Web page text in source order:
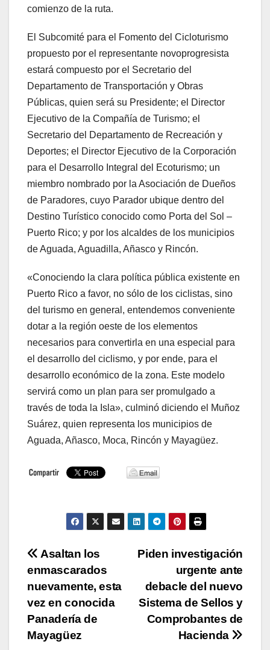
comienzo de la ruta.
El Subcomité para el Fomento del Cicloturismo
propuesto por el representante novoprogresista
estará compuesto por el Secretario del
Departamento de Transportación y Obras
Públicas, quien será su Presidente; el Director
Ejecutivo de la Compañía de Turismo; el
Secretario del Departamento de Recreación y
Deportes; el Director Ejecutivo de la Corporación
para el Desarrollo Integral del Ecoturismo; un
miembro nombrado por la Asociación de Dueños
de Paradores, cuyo Parador ubique dentro del
Destino Turístico conocido como Porta del Sol –
Puerto Rico; y por los alcaldes de los municipios
de Aguada, Aguadilla, Añasco y Rincón.
«Conociendo la clara política pública existente en
Puerto Rico a favor, no sólo de los ciclistas, sino
del turismo en general, entendemos conveniente
dotar a la región oeste de los elementos
necesarios para convertirla en una especial para
el desarrollo del ciclismo, y por ende, para el
desarrollo económico de la zona. Este modelo
servirá como un plan para ser promulgado a
través de toda la Isla», culminó diciendo el Muñoz
Suárez, quien representa los municipios de
Aguada, Añasco, Moca, Rincón y Mayagüez.
Navegación
de
entradas
Piden investigación
urgente ante
debacle del nuevo
Sistema de Sellos y
Comprobantes de
Hacienda
Asaltan los
enmascarados
nuevamente, esta
vez en conocida
Panadería de
Mayagüez